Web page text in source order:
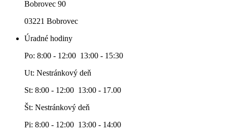
Bobrovec 90
03221 Bobrovec
Úradné hodiny
Po: 8:00 - 12:00 13:00 - 15:30
Ut: Nestránkový deň
St: 8:00 - 12:00 13:00 - 17.00
Št: Nestránkový deň
Pi: 8:00 - 12:00 13:00 - 14:00